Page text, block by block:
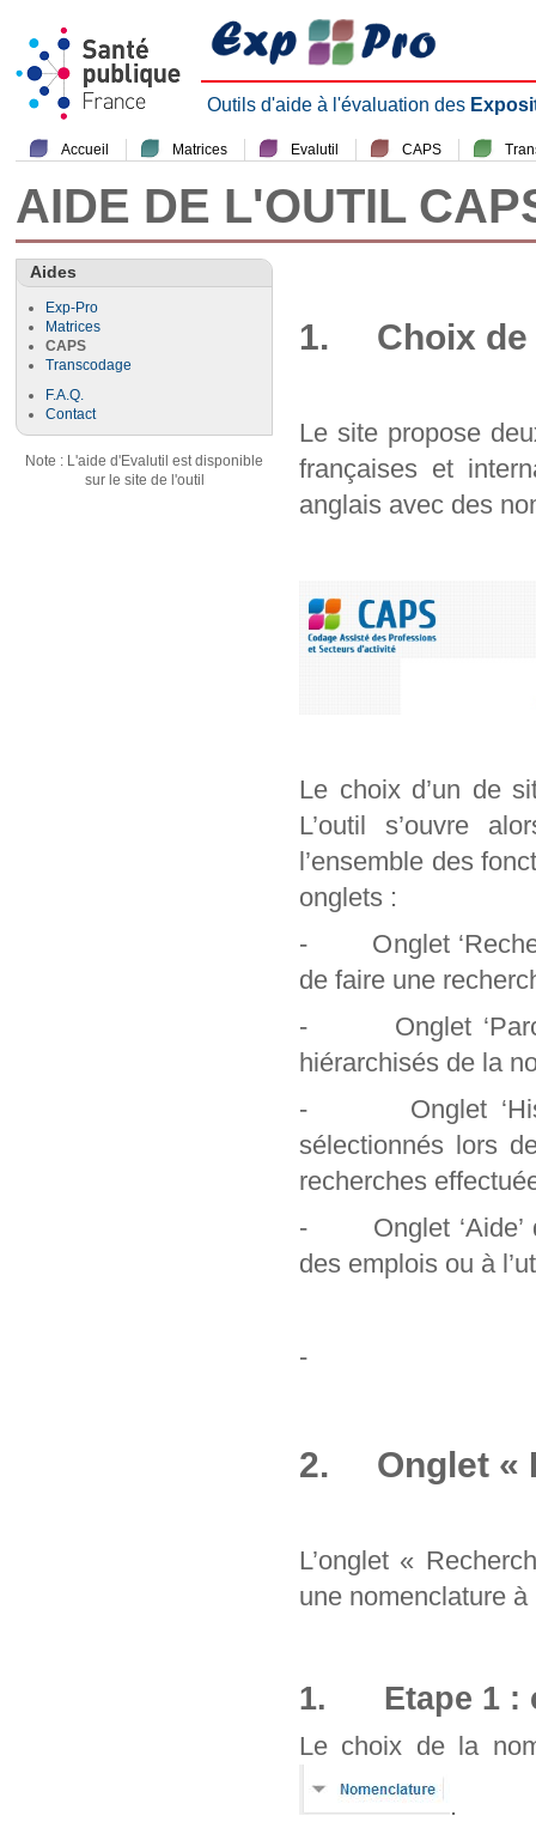
Outils d'aide à l'évaluation des
Accueil Matrices Evalutil CAPS
AIDE DE L'OUTIL
Aides
Exp-Pro
Matrices
CAPS
Transcodage
F.A.Q.
Contact
Note : L'aide d'Evalutil est disponible
sur le site de l'outil
1. Choix de
Le site propose
françaises et
anglais avec des
Le choix d’un de
L’outil s’ouvre
l’ensemble des
onglets :
- Onglet
de faire une
- Onglet
hiérarchisés de la
- Onglet
sélectionnés lors
recherches
- Onglet ‘Aide’
des emplois ou à
-
2. Onglet «
L’onglet «
une nomenclature
1. Etape 1 :
Le choix de la
.